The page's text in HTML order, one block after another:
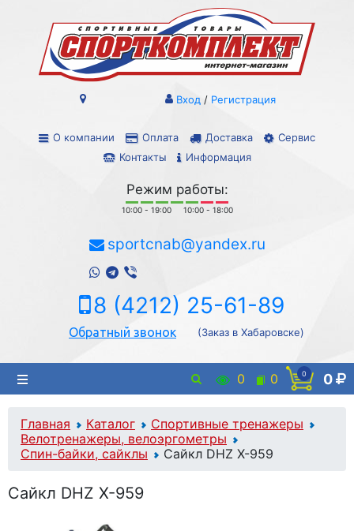
О компании Оплата Доставка
Сервис
Контакты
Информация
Вход / Регистрация
Режим работы:
10:00 - 19:00 10:00 - 18:00
sportcnab@yandex.ru
8 (4212) 25-61-89
Обратный звонок (Заказ в Хабаровске)
0 0 0 0
Главная Каталог
Спортивные тренажеры
Велотренажеры, велоэргометры
Спин-байки, сайклы
Сайкл DHZ X-959
Сайкл DHZ X-959